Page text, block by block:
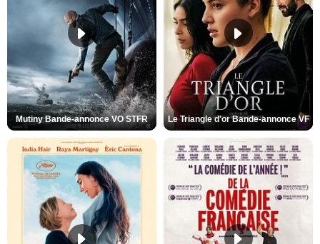
Mutiny Bande-annonce VO STFR Le Triangle d'or Bande-annonce VF